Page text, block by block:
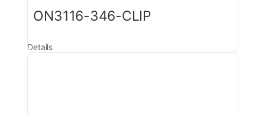
ON3116-346-CLIP
Details